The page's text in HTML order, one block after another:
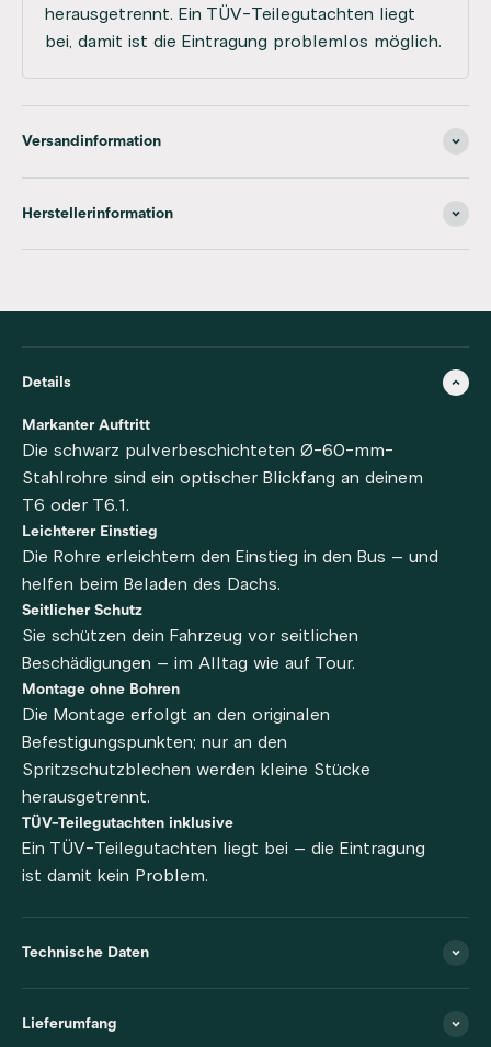
herausgetrennt. Ein TÜV-Teilegutachten liegt
bei, damit ist die Eintragung problemlos möglich.
Versandinformation
Herstellerinformation
Details
Markanter Auftritt
Die schwarz pulverbeschichteten Ø-60-mm-
Stahlrohre sind ein optischer Blickfang an deinem
T6 oder T6.1.
Leichterer Einstieg
Die Rohre erleichtern den Einstieg in den Bus – und
helfen beim Beladen des Dachs.
Seitlicher Schutz
Sie schützen dein Fahrzeug vor seitlichen
Beschädigungen – im Alltag wie auf Tour.
Montage ohne Bohren
Die Montage erfolgt an den originalen
Befestigungspunkten; nur an den
Spritzschutzblechen werden kleine Stücke
herausgetrennt.
TÜV-Teilegutachten inklusive
Ein TÜV-Teilegutachten liegt bei – die Eintragung
ist damit kein Problem.
Technische Daten
Lieferumfang